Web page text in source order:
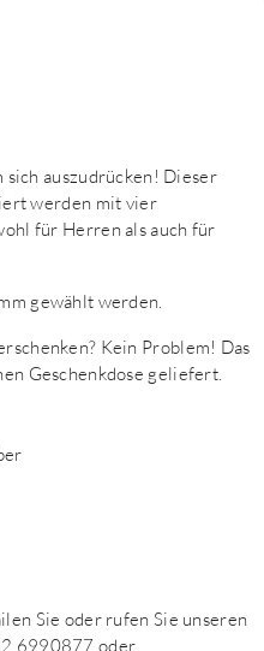
auszudrücken! Dieser
werden mit vier
für Herren als auch für
gewählt werden.
Kein Problem! Das
Geschenkdose geliefert.
Sie oder rufen Sie unseren
6990877 oder